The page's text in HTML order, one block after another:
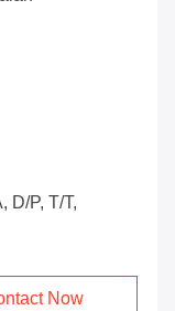
D/P, T/T,
Now